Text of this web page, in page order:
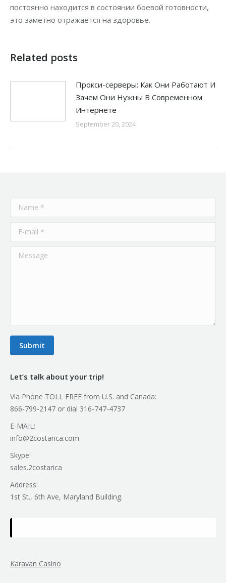
постоянно находится в состоянии боевой готовности,
это заметно отражается на здоровье.
Related posts
Прокси-серверы: Как Они Работают И
Зачем Они Нужны В Современном
Интернете
September 20, 2024
Name *
E-mail *
Message
Submit
Let’s talk about your trip!
Via Phone TOLL FREE from U.S. and Canada:
866-799-2147 or dial 316-747-4737
E-MAIL:
info@2costarica.com
Skype:
sales.2costarica
Address:
1st St., 6th Ave, Maryland Building.
Karavan Casino